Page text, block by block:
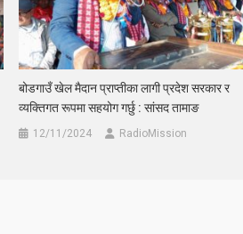
बोडगाउँ खेल मैदान प्राप्तीका लागी प्रदेश सरकार र
व्यक्तिगत रूपमा सहयोग गर्छु : सांसद तामाङ
12/11/2024 RadioMission